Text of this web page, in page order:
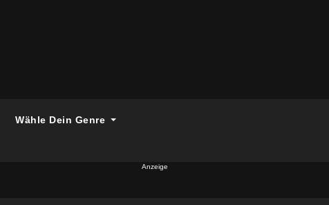
Wähle Dein Genre
Anzeige